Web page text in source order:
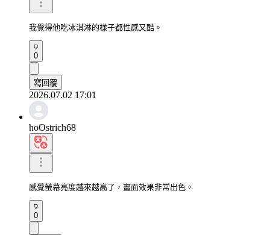
我覺得他吃冰淇淋的樣子都性感又酷。
0
寫回覆
2026.07.02 17:01
hoOstrich68
感覺螢幕亮度越來越高了，畫面效果非常出色。
0